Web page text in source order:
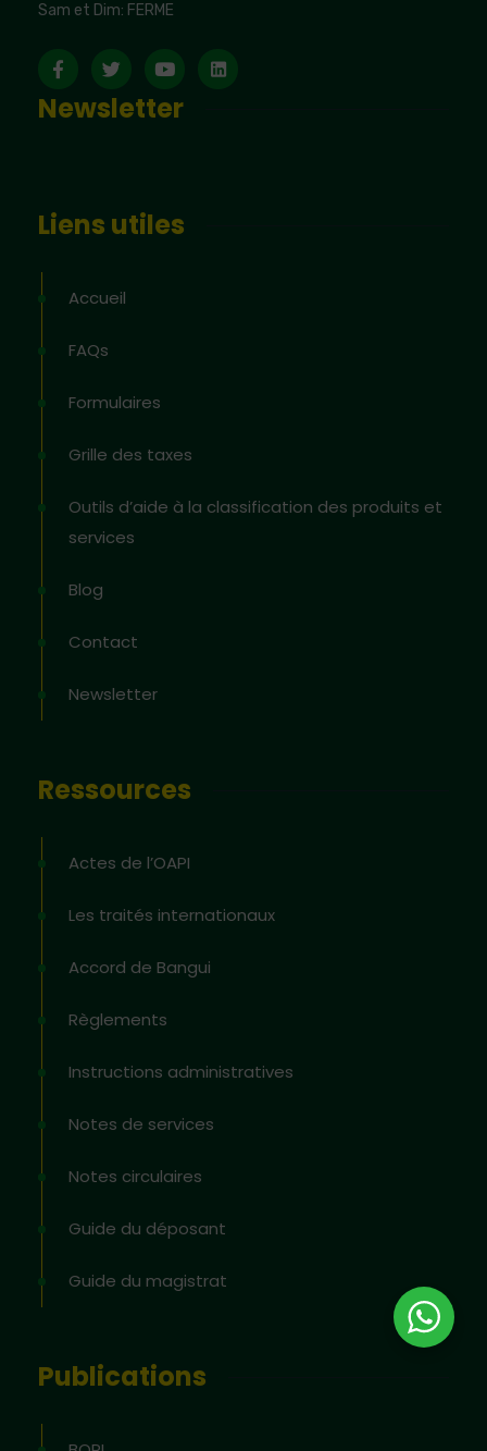
Sam et Dim: FERME
Newsletter
Liens utiles
Accueil
FAQs
Formulaires
Grille des taxes
Outils d’aide à la classification des produits et
services
Blog
Contact
Newsletter
Ressources
Actes de l’OAPI
Les traités internationaux
Accord de Bangui
Règlements
Instructions administratives
Notes de services
Notes circulaires
Guide du déposant
Guide du magistrat
Publications